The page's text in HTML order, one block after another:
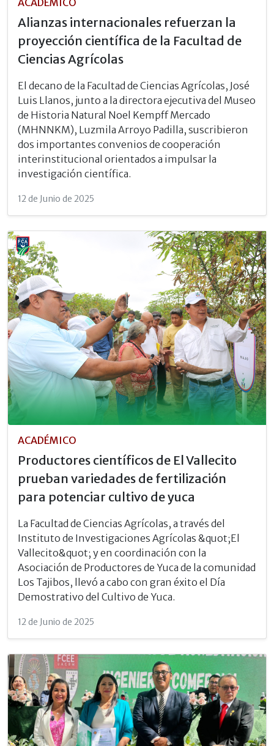
ACADÉMICO
Alianzas internacionales refuerzan la
proyección científica de la Facultad de
Ciencias Agrícolas
El decano de la Facultad de Ciencias Agrícolas, José
Luis Llanos, junto a la directora ejecutiva del Museo
de Historia Natural Noel Kempff Mercado
(MHNNKM), Luzmila Arroyo Padilla, suscribieron
dos importantes convenios de cooperación
interinstitucional orientados a impulsar la
investigación científica.
12 de Junio de 2025
ACADÉMICO
Productores científicos de El Vallecito
prueban variedades de fertilización
para potenciar cultivo de yuca
La Facultad de Ciencias Agrícolas, a través del
Instituto de Investigaciones Agrícolas &quot;El
Vallecito&quot; y en coordinación con la
Asociación de Productores de Yuca de la comunidad
Los Tajibos, llevó a cabo con gran éxito el Día
Demostrativo del Cultivo de Yuca.
12 de Junio de 2025